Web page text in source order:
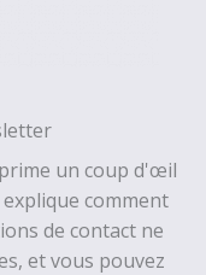
un coup d'œil
comment
de contact ne
et vous pouvez